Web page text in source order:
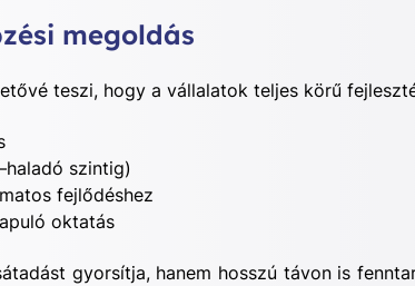
megoldás
teszi, hogy a vállalatok teljes körű
szintig)
fejlődéshez
oktatás
gyorsítja, hanem hosszú távon is